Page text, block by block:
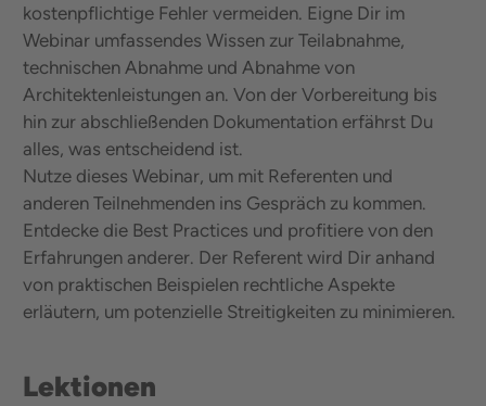
kostenpflichtige Fehler vermeiden. Eigne Dir im
Webinar umfassendes Wissen zur Teilabnahme,
technischen Abnahme und Abnahme von
Architektenleistungen an. Von der Vorbereitung bis
hin zur abschließenden Dokumentation erfährst Du
alles, was entscheidend ist.
Nutze dieses Webinar, um mit Referenten und
anderen Teilnehmenden ins Gespräch zu kommen.
Entdecke die Best Practices und profitiere von den
Erfahrungen anderer. Der Referent wird Dir anhand
von praktischen Beispielen rechtliche Aspekte
erläutern, um potenzielle Streitigkeiten zu minimieren.
Lektionen